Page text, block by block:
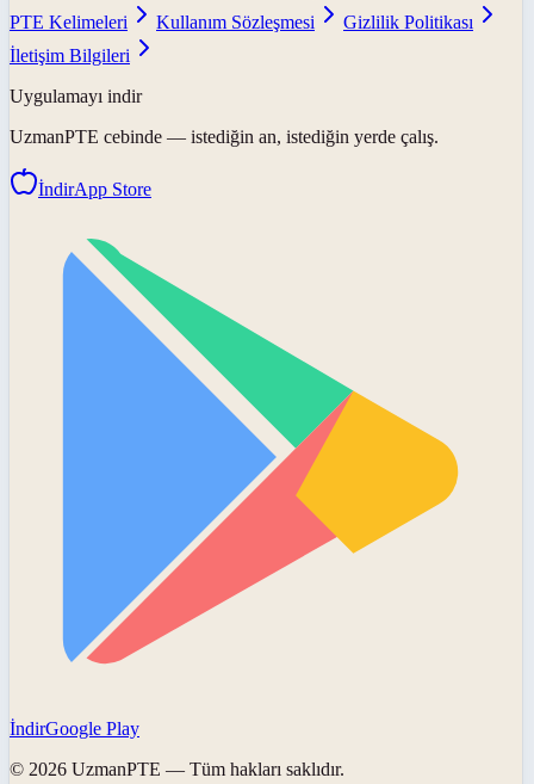
PTE Kelimeleri
Kullanım Sözleşmesi
Gizlilik Politikası
İletişim Bilgileri
Uygulamayı indir
UzmanPTE cebinde — istediğin an, istediğin yerde çalış.
İndirApp Store
İndirGoogle Play
© 2026 UzmanPTE — Tüm hakları saklıdır.